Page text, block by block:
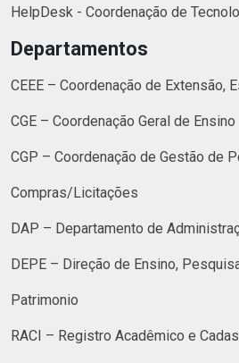
HelpDesk - Coordenação de
Departamentos
CEEE – Coordenação de Extensão,
CGE – Coordenação Geral de Ensino
CGP – Coordenação de Gestão de
Compras/Licitações
DAP – Departamento de
DEPE – Direção de Ensino,
Patrimonio
RACI – Registro Acadêmico e